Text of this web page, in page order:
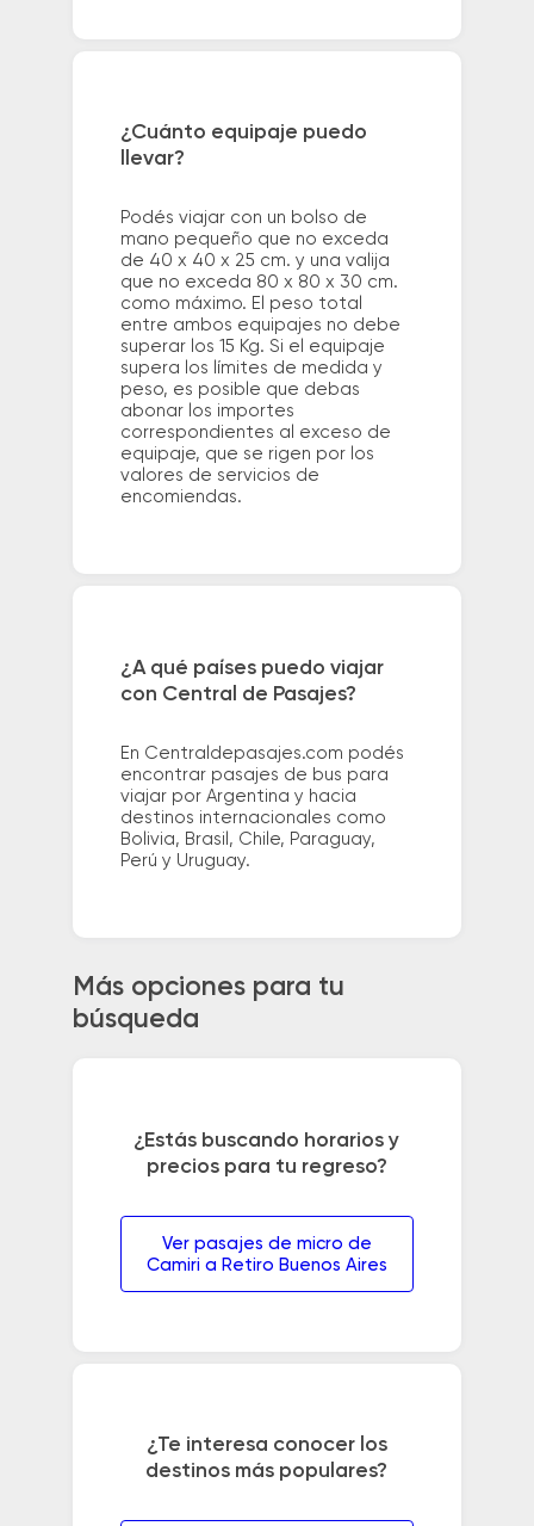
¿Cuánto equipaje puedo
llevar?
Podés viajar con un bolso de
mano pequeño que no exceda
de 40 x 40 x 25 cm. y una valija
que no exceda 80 x 80 x 30 cm.
como máximo. El peso total
entre ambos equipajes no debe
superar los 15 Kg. Si el equipaje
supera los límites de medida y
peso, es posible que debas
abonar los importes
correspondientes al exceso de
equipaje, que se rigen por los
valores de servicios de
encomiendas.
¿A qué países puedo viajar
con Central de Pasajes?
En Centraldepasajes.com podés
encontrar pasajes de bus para
viajar por Argentina y hacia
destinos internacionales como
Bolivia, Brasil, Chile, Paraguay,
Perú y Uruguay.
Más opciones para tu
búsqueda
¿Estás buscando horarios y
precios para tu regreso?
Ver pasajes de micro de
Camiri a Retiro Buenos Aires
¿Te interesa conocer los
destinos más populares?